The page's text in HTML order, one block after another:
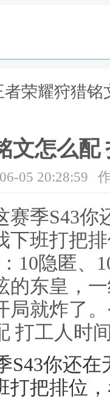
者荣耀狩猎
文怎么配
05 20:28:59
赛季S43
下班打把
10隐匿、
的东皇，
局就炸了
打工人时
S43你还
打把排位